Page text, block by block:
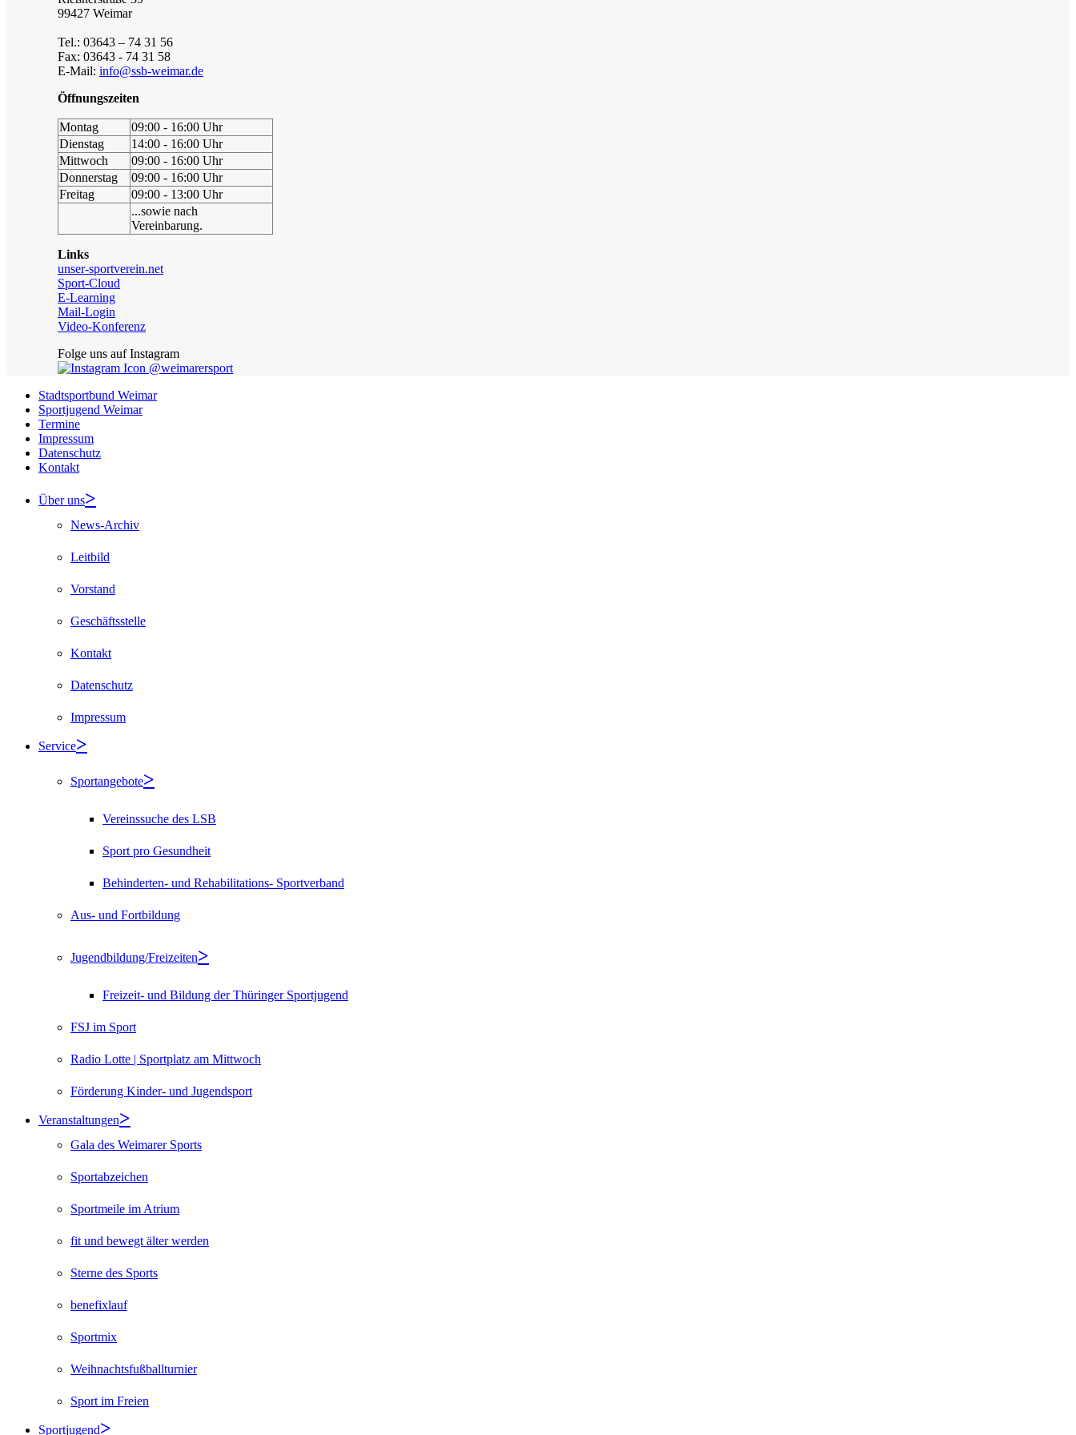
99427 Weimar
Tel.: 03643 – 74 31 56
Fax: 03643 - 74 31 58
E-Mail: info@ssb-weimar.de
Öffnungszeiten
Montag
09:00 - 16:00 Uhr
Dienstag
14:00 - 16:00 Uhr
Mittwoch
09:00 - 16:00 Uhr
Donnerstag
09:00 - 16:00 Uhr
Freitag
09:00 - 13:00 Uhr
...sowie nach
Vereinbarung.
Links
unser-sportverein.net
Sport-Cloud
E-Learning
Mail-Login
Video-Konferenz
Folge uns auf Instagram
@weimarersport
Stadtsportbund Weimar
Sportjugend Weimar
Termine
Impressum
Datenschutz
Kontakt
Über uns
News-Archiv
Leitbild
Vorstand
Geschäftsstelle
Kontakt
Datenschutz
Impressum
Service
Sportangebote
Vereinssuche des LSB
Sport pro Gesundheit
Behinderten- und Rehabilitations- Sportverband
Aus- und Fortbildung
Jugendbildung/Freizeiten
Freizeit- und Bildung der Thüringer Sportjugend
FSJ im Sport
Radio Lotte | Sportplatz am Mittwoch
Förderung Kinder- und Jugendsport
Veranstaltungen
Gala des Weimarer Sports
Sportabzeichen
Sportmeile im Atrium
fit und bewegt älter werden
Sterne des Sports
benefixlauf
Sportmix
Weihnachtsfußballturnier
Sport im Freien
Sportjugend